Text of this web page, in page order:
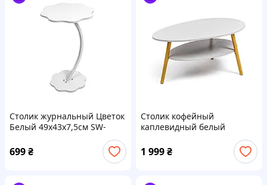
Столик журнальный Цветок
Белый 49х43х7,5см SW-
699₴
Столик кофейный
каплевидный белый
98х56х7см тSW-00003362
1 999₴